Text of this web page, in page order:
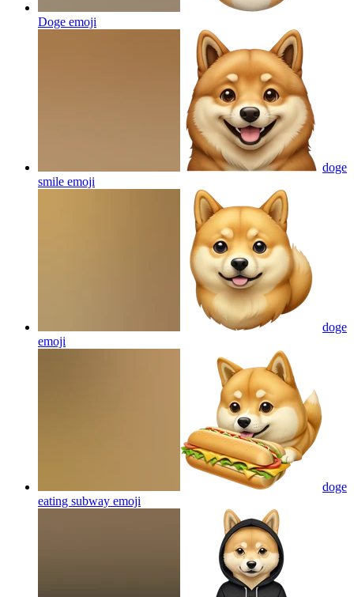
Doge emoji
doge
smile emoji
doge
emoji
doge
eating subway emoji